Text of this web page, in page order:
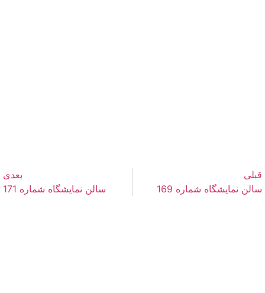
قبلی
سالن نمایشگاه شماره 169
بعدی
سالن نمایشگاه شماره 171